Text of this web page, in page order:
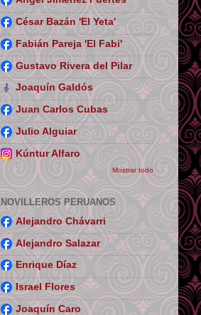
César Bazán 'El Yeta'
Fabián Pareja 'El Fabi'
Gustavo Rivera del Pilar
Joaquín Galdós
Juan Carlos Cubas
Julio Alguiar
Kúntur Alfaro
Mostrar todo
NOVILLEROS PERUANOS
Alejandro Chávarri
Alejandro Salazar
Enrique Díaz
Israel Flores
Joaquín Caro